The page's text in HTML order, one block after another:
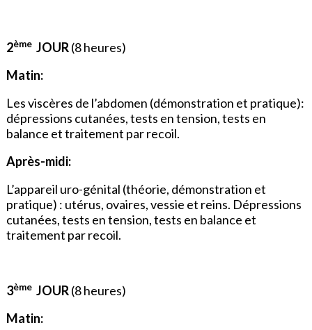
2èmeJOUR(8 heures)
Matin:
Les viscères de l’abdomen (démonstration et pratique):
dépressions cutanées, tests en tension, tests en
balance et traitement par recoil.
Après-midi:
L’appareil uro-génital (théorie, démonstration et
pratique) : utérus, ovaires, vessie et reins. Dépressions
cutanées, tests en tension, tests en balance et
traitement par recoil.
3èmeJOUR(8 heures)
Matin: